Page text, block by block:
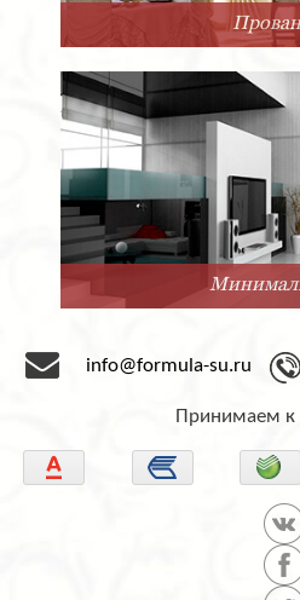
info@formula-su.ru
Принимаем к